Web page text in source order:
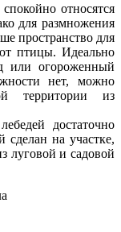
относятся
для размножения
пространство для
птицы. Идеально
или огороженный
нет, можно
территории из
достаточно
сделан на участке,
луговой и садовой